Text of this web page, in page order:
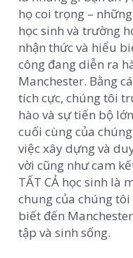
họ coi trọng –
học sinh và trường
nhận thức và hiểu
công đang diễn ra
Manchester. Bằng
tích cực, chúng tôi
hào và sự tiến bộ
cuối cùng của
việc xây dựng và
vời cũng như cam
TẤT CẢ học sinh là
chung của chúng
biết đến
tập và sinh sống.